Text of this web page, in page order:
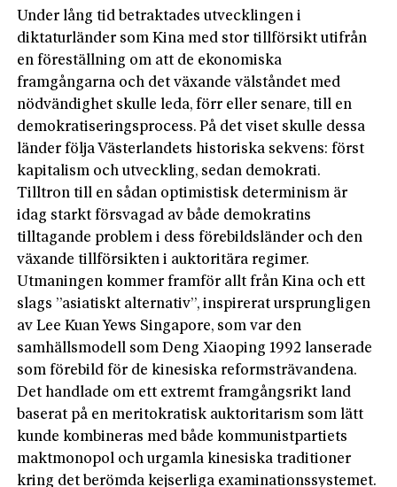
Under lång tid betraktades utvecklingen i
diktaturländer som Kina med stor tillförsikt utifrån
en föreställning om att de ekonomiska
framgångarna och det växande välståndet med
nödvändighet skulle leda, förr eller senare, till en
demokratiseringsprocess. På det viset skulle dessa
länder följa Västerlandets historiska sekvens: först
kapitalism och utveckling, sedan demokrati.
Tilltron till en sådan optimistisk determinism är
idag starkt försvagad av både demokratins
tilltagande problem i dess förebildsländer och den
växande tillförsikten i auktoritära regimer.
Utmaningen kommer framför allt från Kina och ett
slags ”asiatiskt alternativ”, inspirerat ursprungligen
av Lee Kuan Yews Singapore, som var den
samhällsmodell som Deng Xiaoping 1992 lanserade
som förebild för de kinesiska reformsträvandena.
Det handlade om ett extremt framgångsrikt land
baserat på en meritokratisk auktoritarism som lätt
kunde kombineras med både kommunistpartiets
maktmonopol och urgamla kinesiska traditioner
kring det berömda kejserliga examinationssystemet.